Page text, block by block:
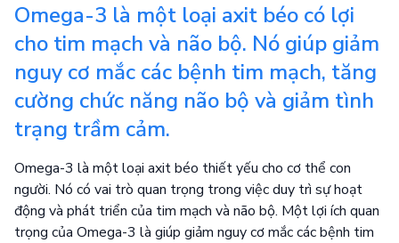
Omega-3 là một loại axit béo có lợi
cho tim mạch và não bộ. Nó giúp giảm
nguy cơ mắc các bệnh tim mạch, tăng
cường chức năng não bộ và giảm tình
trạng trầm cảm.
Omega-3 là một loại axit béo thiết yếu cho cơ thể con
người. Nó có vai trò quan trọng trong việc duy trì sự hoạt
động và phát triển của tim mạch và não bộ. Một lợi ích quan
trọng của Omega-3 là giúp giảm nguy cơ mắc các bệnh tim